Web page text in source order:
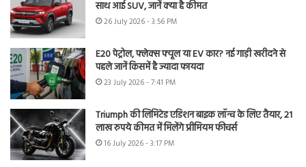
साथ आई SUV, जानें क्या है कीमत
26 July 2026 - 3:56 PM
E20 पेट्रोल, फ्लेक्स फ्यूल या EV कार? नई गाड़ी खरीदने से
पहले जानें किसमें है ज्यादा फायदा
23 July 2026 - 7:41 PM
Triumph की लिमिटेड एडिशन बाइक लॉन्च के लिए तैयार, 21
लाख रुपये कीमत में मिलेंगे प्रीमियम फीचर्स
16 July 2026 - 3:17 PM